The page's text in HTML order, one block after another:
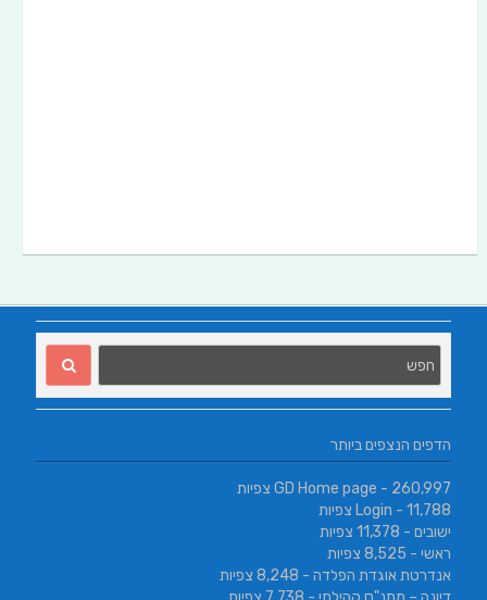
הדפים הנצפים ביותר
GD Home page - 260,997 צפיות
Login - 11,788 צפיות
ישובים - 11,378 צפיות
ראשי - 8,525 צפיות
אנדרטת אוגדת הפלדה - 8,248 צפיות